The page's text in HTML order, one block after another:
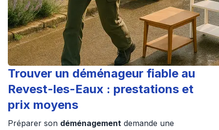
Trouver un déménageur fiable au
Revest-les-Eaux : prestations et
prix moyens
Préparer son déménagement demande une